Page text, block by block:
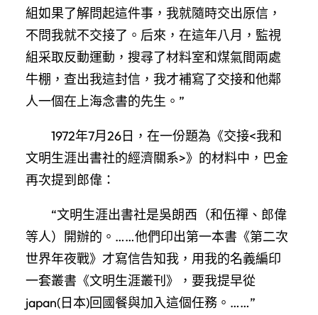
組如果了解問起這件事，我就隨時交出原信，
不問我就不交接了。后來，在這年八月，監視
組采取反動運動，搜尋了材料室和煤氣間兩處
牛棚，查出我這封信，我才補寫了交接和他鄰
人一個在上海念書的先生。”
1972年7月26日，在一份題為《交接<我和
文明生涯出書社的經濟關系>》的材料中，巴金
再次提到郎偉：
“文明生涯出書社是吳朗西（和伍禪、郎偉
等人）開辦的。……他們印出第一本書《第二次
世界年夜戰》才寫信告知我，用我的名義編印
一套叢書《文明生涯叢刊》，要我提早從
japan(日本)回國餐與加入這個任務。……”